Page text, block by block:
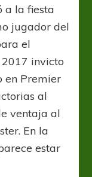
a la fiesta
jugador del
el
invicto
en Premier
al
ventaja al
En la
estar